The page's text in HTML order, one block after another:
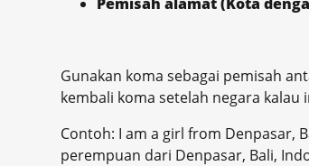
Gunakan koma sebagai pemisah
kembali koma setelah negara
Contoh: I am a girl from Denpasar,
perempuan dari Denpasar, Bali,